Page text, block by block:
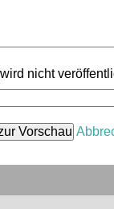
nicht